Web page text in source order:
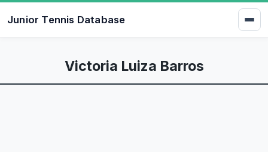
Junior Tennis Database
Victoria Luiza Barros